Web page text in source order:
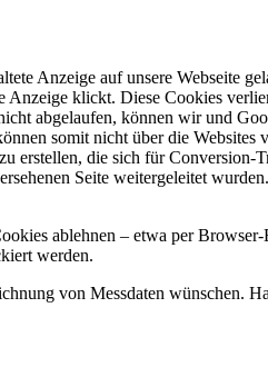
Anzeige auf unsere Webseite
klickt. Diese Cookies
abgelaufen, können wir und
somit nicht über die
die sich für Conversion-
Seite weitergeleitet
ablehnen – etwa per
werden.
von Messdaten wünschen.